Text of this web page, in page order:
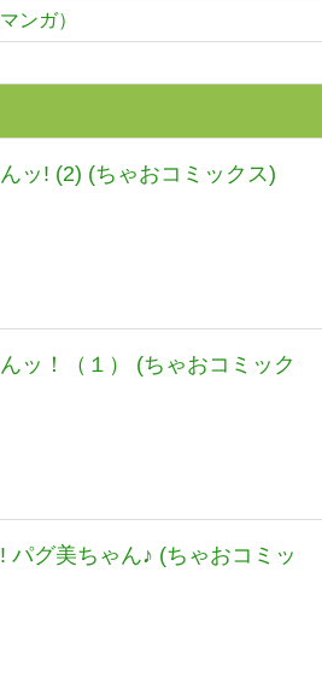
ンガ）
ッ! (2) (ちゃおコミックス)
ッ！（１） (ちゃおコミック
パグ美ちゃん♪ (ちゃおコミッ